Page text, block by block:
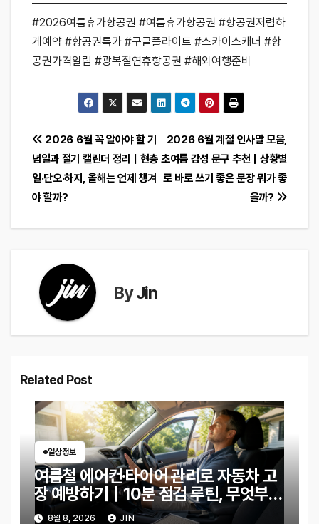
#2026여름휴가항공권 #여름휴가항공권 #항공권저렴하
게예약 #항공권특가 #구글플라이트 #스카이스캐너 #항
공권가격알림 #광복절연휴항공권 #해외여행준비
글
탐
색
2026 6월 계절 인사말 모음,
초여름 감성 문구 추천｜상황별
로 바로 쓰기 좋은 문장 뭐가 좋
을까?
2026 6월 꼭 알아야 할 기
념일과 절기 캘린더 정리｜현충
일·단오·하지, 올해는 언제 챙겨
야 할까?
ByJin
Related Post
일상정보
여름철 에어컨·타이어 관리로 자동차 고
장 예방하기｜10분 점검 루틴, 무엇부터
확인할까?
8월 8, 2026 JIN